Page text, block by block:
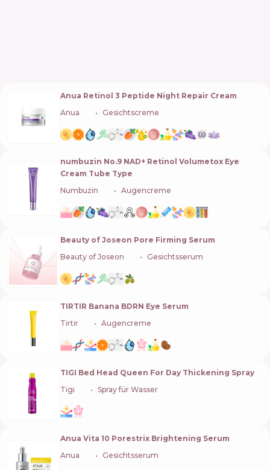
Anua Retinol 3 Peptide Night Repair Cream
Anua
Gesichtscreme
numbuzin No.9 NAD+ Retinol Volumetox Eye
Cream Tube Type
Numbuzin
Augencreme
Beauty of Joseon Pore Firming Serum
Beauty of Joseon
Gesichtsserum
TIRTIR Banana BDRN Eye Serum
Tirtir
Augencreme
TIGI Bed Head Queen For Day Thickening Spray
Tigi
Spray für Wasser
Anua Vita 10 Porestrix Brightening Serum
Anua
Gesichtsserum